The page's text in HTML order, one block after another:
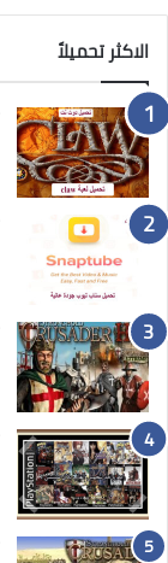
الاكثر تحميلاً